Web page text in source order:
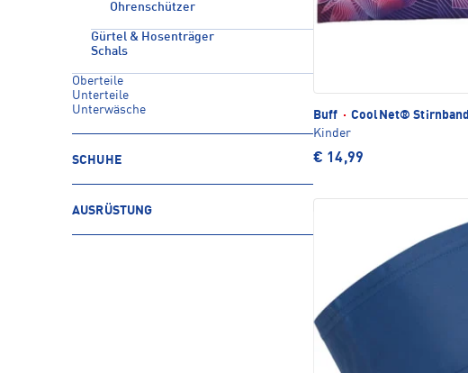
Ohrenschützer
Gürtel & Hosenträger
Schals
Oberteile
Unterteile
Unterwäsche
SCHUHE
AUSRÜSTUNG
Buff · CoolNet® Stirnband
Kinder
€ 14,99